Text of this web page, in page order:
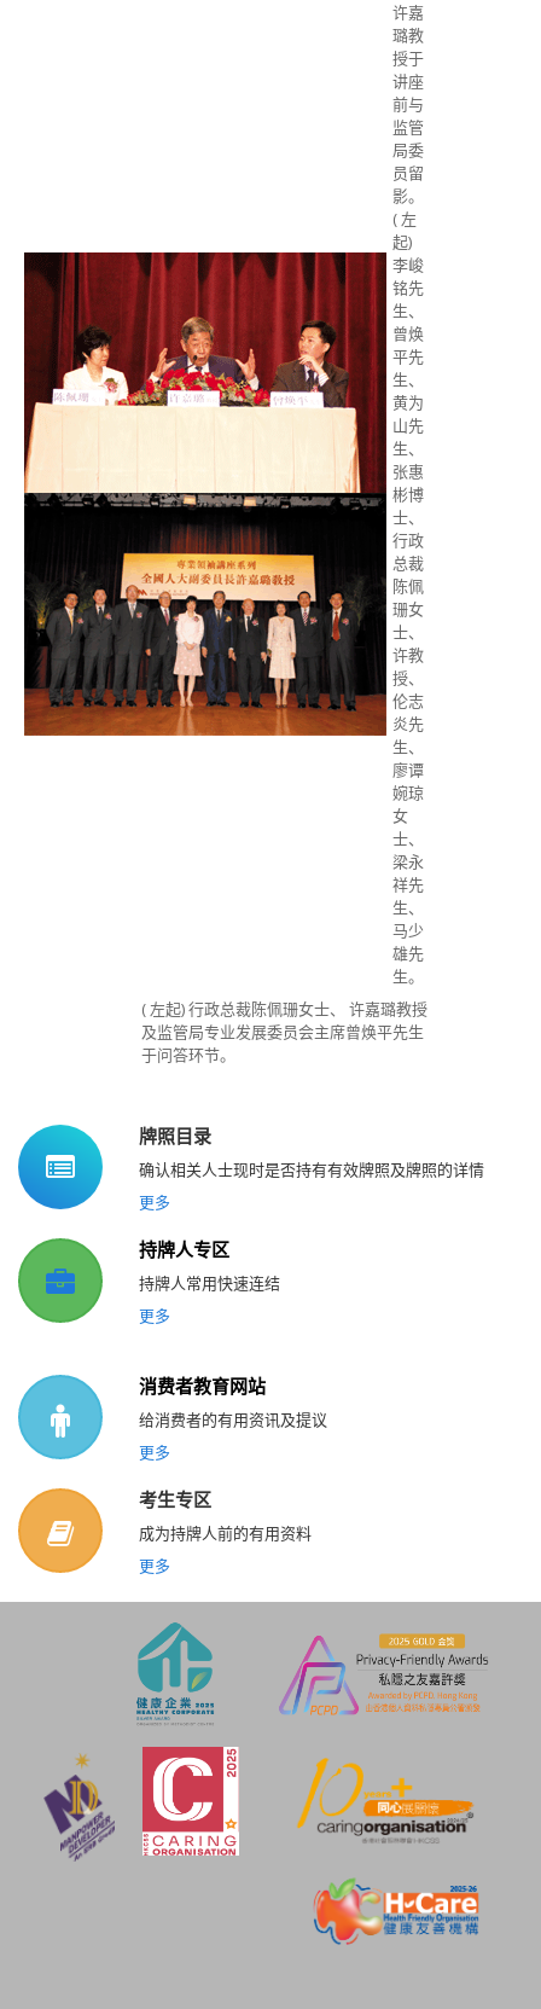
许嘉
璐教
授于
讲座
前与
监管
局委
员留
影。
( 左
起)
李峻
铭先
生、
曾焕
平先
生、
黄为
山先
生、
张惠
彬博
士、
行政
总裁
陈佩
珊女
士、
许教
授、
伦志
炎先
生、
廖谭
婉琼
女
士、
梁永
祥先
生、
马少
雄先
生。
( 左起) 行政总裁陈佩珊女士、 许嘉璐教授
及监管局专业发展委员会主席曾焕平先生
于问答环节。
牌照目录
确认相关人士现时是否持有有效牌照及牌照的详情
更多
持牌人专区
持牌人常用快速连结
更多
消费者教育网站
给消费者的有用资讯及提议
更多
考生专区
成为持牌人前的有用资料
更多